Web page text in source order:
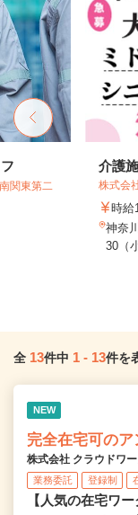
関東第二
介護
株式会
時給
神奈
30（
全 13件中 1 - 13件を
NEW
完全在宅可の
株式会社 クラウドワ
業務委託 登録制
【人気の在宅ワ